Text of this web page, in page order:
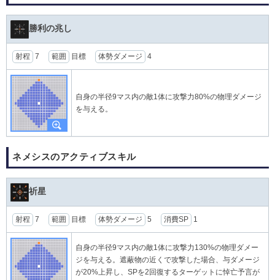
勝利の兆し
射程 7 範囲 目標 体勢ダメージ 4
自身の半径9マス内の敵1体に攻撃力80%の物理ダメージ
を与える。
ネメシスのアクティブスキル
祈星
射程 7 範囲 目標 体勢ダメージ 5 消費SP 1
自身の半径9マス内の敵1体に攻撃力130%の物理ダメー
ジを与える。遮蔽物の近くで攻撃した場合、与ダメージ
が20%上昇し、SPを2回復するターゲットに悼亡予言が